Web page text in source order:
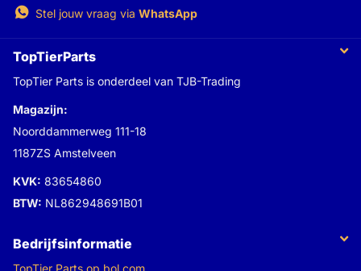
Stel jouw vraag via WhatsApp
TopTierParts
TopTier Parts is onderdeel van TJB-Trading
Magazijn:
Noorddammerweg 111-18
1187ZS Amstelveen
KVK: 83654860
BTW: NL862948691B01
Bedrijfsinformatie
TopTier Parts op bol.com